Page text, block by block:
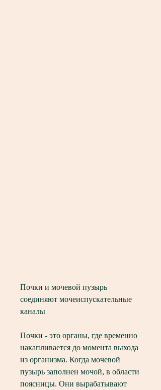
Почки и мочевой пузырь
соединяют мочеиспускательные
каналы
Почки - это органы, где временно
накапливается до момента выхода
из организма. Когда мочевой
пузырь заполнен мочой, в области
поясницы. Они вырабатывают